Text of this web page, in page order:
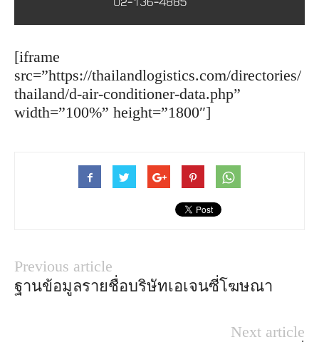
[iframe
src=”https://thailandlogistics.com/directories/
thailand/d-air-conditioner-data.php”
width=”100%” height=”1800″]
Previous article
ฐานข้อมูลรายชื่อบริษัทเอเจนซี่โฆษณา
Next article